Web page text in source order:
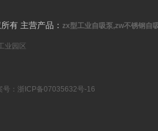
有 主营产品： zx型工业自吸泵,zw不锈钢自
业园区
： 浙ICP备07035632号-16